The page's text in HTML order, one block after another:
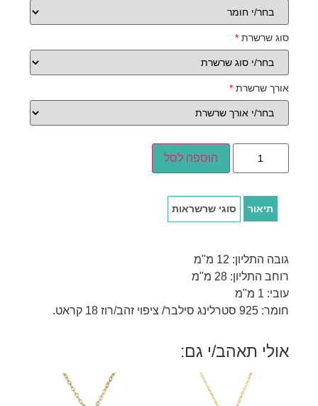
סוג שרשרת*
אורך שרשרת*
הוספה לסל
תיאור סוגי שרשראות
גובה התליון: 12 מ"מ
רוחב התליון: 28 מ"מ
עובי: 1 מ"מ
חומר: 925 סטרלינג סילבר/ ציפוי זהב/רוז 18 קראט.
אולי תאהב/י גם: